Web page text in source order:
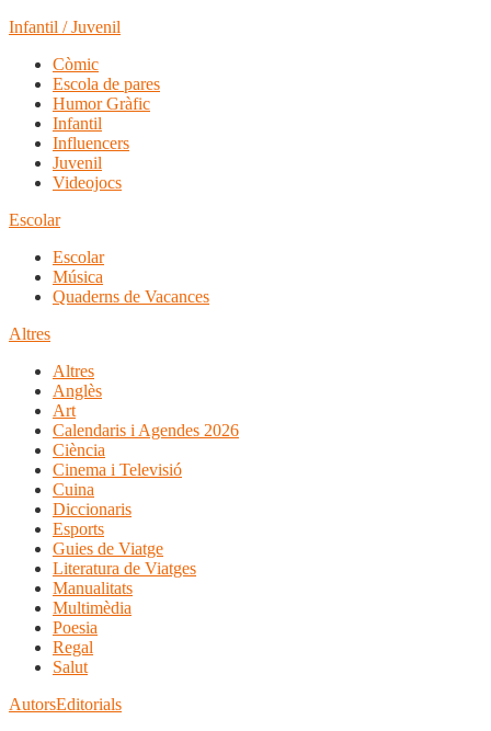
Infantil / Juvenil
Còmic
Escola de pares
Humor Gràfic
Infantil
Influencers
Juvenil
Videojocs
Escolar
Escolar
Música
Quaderns de Vacances
Altres
Altres
Anglès
Art
Calendaris i Agendes 2026
Ciència
Cinema i Televisió
Cuina
Diccionaris
Esports
Guies de Viatge
Literatura de Viatges
Manualitats
Multimèdia
Poesia
Regal
Salut
AutorsEditorials